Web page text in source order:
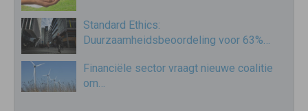
Standard Ethics:
Duurzaamheidsbeoordeling voor 63%…
Financiële sector vraagt nieuwe coalitie
om…